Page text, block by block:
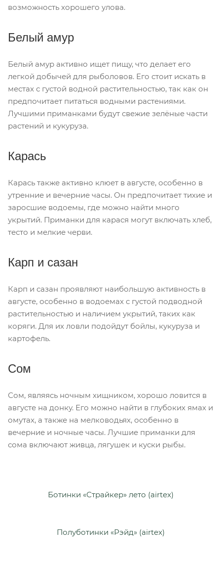
возможность хорошего улова.
Белый амур
Белый амур активно ищет пищу, что делает его
легкой добычей для рыболовов. Его стоит искать в
местах с густой водной растительностью, так как он
предпочитает питаться водными растениями.
Лучшими приманками будут свежие зелёные части
растений и кукуруза.
Карась
Карась также активно клюет в августе, особенно в
утренние и вечерние часы. Он предпочитает тихие и
заросшие водоемы, где можно найти много
укрытий. Приманки для карася могут включать хлеб,
тесто и мелкие черви.
Карп и сазан
Карп и сазан проявляют наибольшую активность в
августе, особенно в водоемах с густой подводной
растительностью и наличием укрытий, таких как
коряги. Для их ловли подойдут бойлы, кукуруза и
картофель.
Сом
Сом, являясь ночным хищником, хорошо ловится в
августе на донку. Его можно найти в глубоких ямах и
омутах, а также на мелководьях, особенно в
вечерние и ночные часы. Лучшие приманки для
сома включают живца, лягушек и куски рыбы.
Ботинки «Страйкер» лето (airtex)
Полуботинки «Рэйд» (airtex)